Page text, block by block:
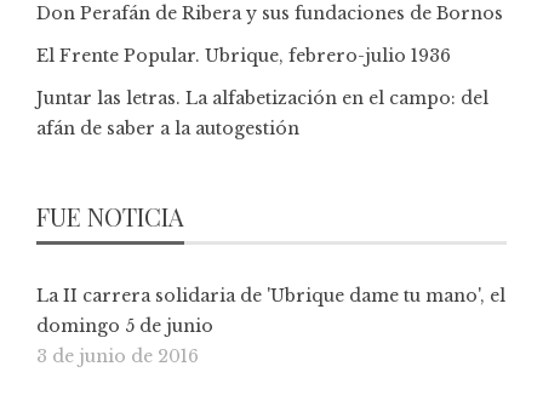
Don Perafán de Ribera y sus fundaciones de Bornos
El Frente Popular. Ubrique, febrero-julio 1936
Juntar las letras. La alfabetización en el campo: del
afán de saber a la autogestión
FUE NOTICIA
La II carrera solidaria de 'Ubrique dame tu mano', el
domingo 5 de junio
3 de junio de 2016